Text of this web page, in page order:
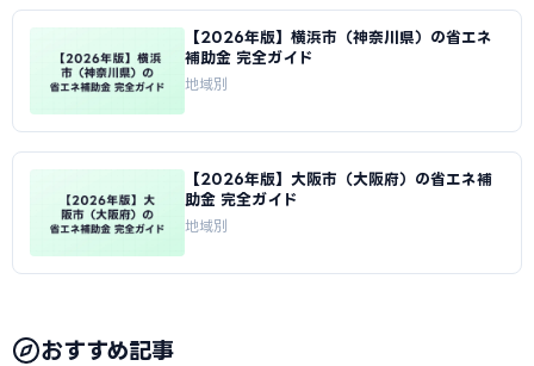
【2026年版】横浜市（神奈川県）の省エネ
補助金 完全ガイド
地域別
【2026年版】大阪市（大阪府）の省エネ補
助金 完全ガイド
地域別
おすすめ記事